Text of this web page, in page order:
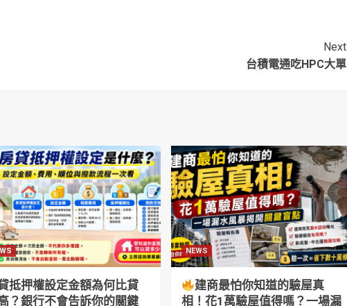
Next
台積電通吃HPC大單
抵押權設定金額為何比貸
？銀行不會告訴你的關鍵
NEWS
建商最怕你知道的驗屋真
相！花1萬驗屋值得嗎？一場漏